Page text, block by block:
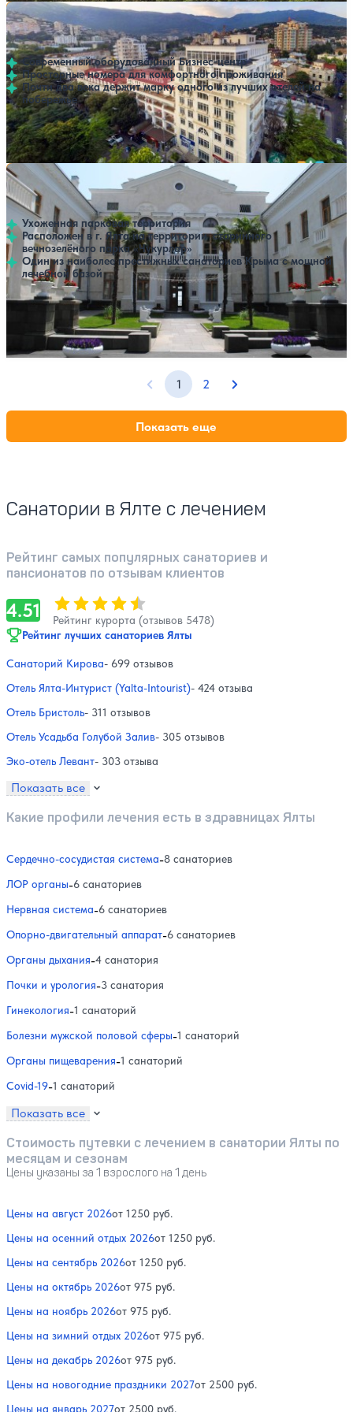
Отель Бристоль
4.5311 отзывов
Ялта
Современный оборудованный Бизнес-центр
Просторные номера для комфортного проживания
Почти два века держит марку одного из лучших отелей на
побережье
Крытый бассейн SPA Расстояние до пляжа: 100 метров.
Нет цен или свободных мест на выбранные даты
Выбрать другой вариант
Санаторий Россия (ex. Руссия)
4.5 61 отзыв
Ялта
Ухоженная парковая территория
Расположен в г. Ялта на территории старинного
вечнозелёного парка «Чукурлар»
Один из наиболее престижных санаториев Крыма с мощной
лечебной базой
Профилей лечения:5
Крытый бассейн
Расстояние до пляжа: 300-700 метров.
Нет цен или свободных мест на выбранные даты
Выбрать другой вариант
Предыдущая страница
1 2 Следующая
Показать еще
Санатории в Ялте с лечением
Рейтинг самых популярных санаториев и
пансионатов по отзывам клиентов
4.51 Оценка, количество звезд:
Рейтинг курорта (отзывов 5478)
Рейтинг лучших санаториев Ялты
Санаторий Кирова- 699 отзывов
Отель Ялта-Интурист (Yalta-Intourist)- 424 отзыва
Отель Бристоль- 311 отзывов
Отель Усадьба Голубой Залив- 305 отзывов
Эко-отель Левант- 303 отзыва
Показать все
Какие профили лечения есть в здравницах Ялты
Сердечно-сосудистая система-8 санаториев
ЛОР органы-6 санаториев
Нервная система-6 санаториев
Опорно-двигательный аппарат-6 санаториев
Органы дыхания-4 санатория
Почки и урология-3 санатория
Гинекология-1 санаторий
Болезни мужской половой сферы-1 санаторий
Органы пищеварения-1 санаторий
Covid-19-1 санаторий
Показать все
Стоимость путевки с лечением в санатории Ялты по
месяцам и сезонам
Цены указаны за 1 взрослого на 1 день
Цены на август 2026от 1250 руб.
Цены на осенний отдых 2026от 1250 руб.
Цены на сентябрь 2026от 1250 руб.
Цены на октябрь 2026от 975 руб.
Цены на ноябрь 2026от 975 руб.
Цены на зимний отдых 2026от 975 руб.
Цены на декабрь 2026от 975 руб.
Цены на новогодние праздники 2027от 2500 руб.
Цены на январь 2027от 2500 руб.